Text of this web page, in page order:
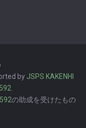
by JSPS KAKENHI
の助成を受けたもの